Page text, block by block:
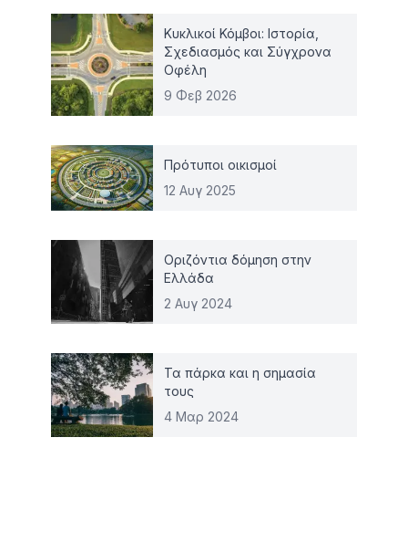
Κυκλικοί Κόμβοι: Ιστορία,
Σχεδιασμός και Σύγχρονα
Οφέλη
9 Φεβ 2026
Πρότυποι οικισμοί
12 Αυγ 2025
Οριζόντια δόμηση στην
Ελλάδα
2 Αυγ 2024
Τα πάρκα και η σημασία
τους
4 Μαρ 2024